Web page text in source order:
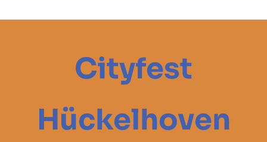
Cityfest
Hückelhoven